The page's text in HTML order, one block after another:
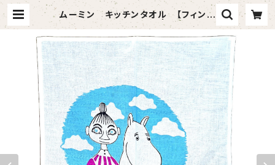
ムーミン キッチンタオル 【フィンラ
ンド・フィンレイソン社】 | 北欧小物ラ
トビック